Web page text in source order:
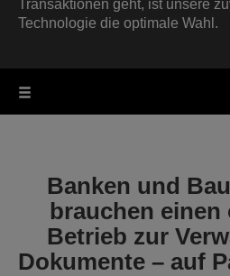
Transaktionen geht, ist unsere
Technologie die optimale Wahl.
Banken und
brauchen
Betrieb zur
Dokumente – auf